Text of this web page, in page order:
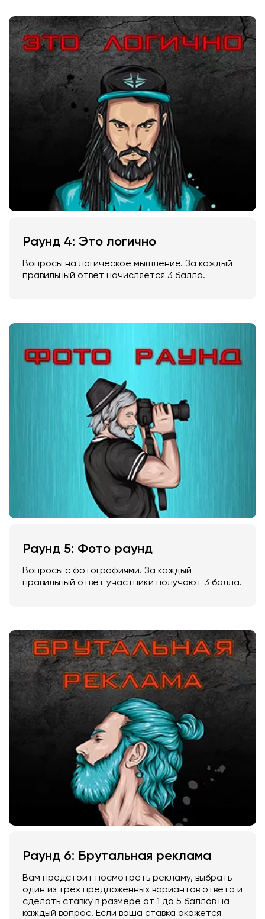
Раунд 4: Это логично
Вопросы на логическое мышление. За каждый
правильный ответ начисляется 3 балла.
Раунд 5: Фото раунд
Вопросы с фотографиями. За каждый
правильный ответ участники получают 3 балла.
Раунд 6: Брутальная реклама
Вам предстоит посмотреть рекламу, выбрать
один из трех предложенных вариантов ответа и
сделать ставку в размере от 1 до 5 баллов на
каждый вопрос. Если ваша ставка окажется